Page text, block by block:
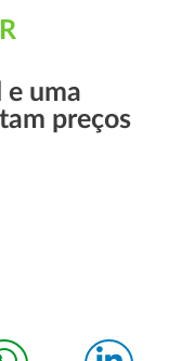
e uma
preços